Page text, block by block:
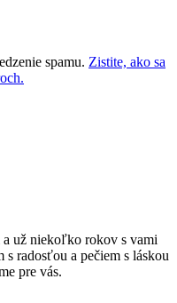
spamu. Zistite, ako sa
a už niekoľko rokov s vami
radosťou a pečiem s láskou
pre vás.